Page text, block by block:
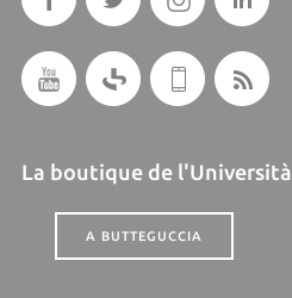
La boutique de l'Università
A BUTTEGUCCIA